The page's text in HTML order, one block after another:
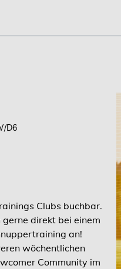
D6
Clubs buchbar.
gerne direkt bei einem
an!
wöchentlichen
Community im